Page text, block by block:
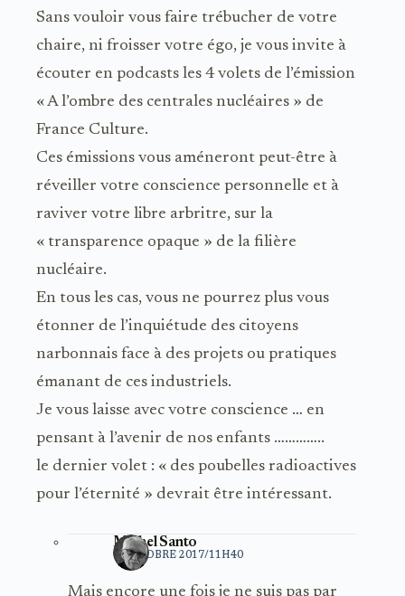
Sans vouloir vous faire trébucher de votre
chaire, ni froisser votre égo, je vous invite à
écouter en podcasts les 4 volets de l’émission
« A l’ombre des centrales nucléaires » de
France Culture.
Ces émissions vous améneront peut-être à
réveiller votre conscience personnelle et à
raviver votre libre arbritre, sur la
« transparence opaque » de la filière
nucléaire.
En tous les cas, vous ne pourrez plus vous
étonner de l’inquiétude des citoyens
narbonnais face à des projets ou pratiques
émanant de ces industriels.
Je vous laisse avec votre conscience … en
pensant à l’avenir de nos enfants …………..
le dernier volet : « des poubelles radioactives
pour l’éternité » devrait être intéressant.
Michel Santo
6 OCTOBRE 2017/11H40